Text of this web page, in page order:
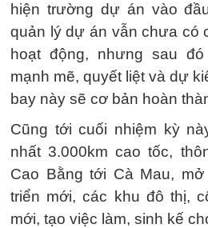
hiện trường dự án vào
quản lý dự án vẫn chưa có
hoạt động, nhưng sau
mạnh mẽ, quyết liệt và dự
bay này sẽ cơ bản hoàn
Cũng tới cuối nhiệm kỳ
nhất 3.000km cao tốc,
Cao Bằng tới Cà Mau,
triển mới, các khu đô thị,
mới, tạo việc làm, sinh kế